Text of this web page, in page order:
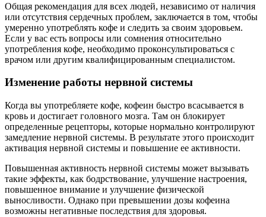
Общая рекомендация для всех людей, независимо от наличия
или отсутствия сердечных проблем, заключается в том, чтобы
умеренно употреблять кофе и следить за своим здоровьем.
Если у вас есть вопросы или сомнения относительно
употребления кофе, необходимо проконсультироваться с
врачом или другим квалифицированным специалистом.
Изменение работы нервной системы
Когда вы употребляете кофе, кофеин быстро всасывается в
кровь и достигает головного мозга. Там он блокирует
определенные рецепторы, которые нормально контролируют
замедление нервной системы. В результате этого происходит
активация нервной системы и повышение ее активности.
Повышенная активность нервной системы может вызывать
такие эффекты, как бодрствование, улучшение настроения,
повышенное внимание и улучшение физической
выносливости. Однако при превышении дозы кофеина
возможны негативные последствия для здоровья.